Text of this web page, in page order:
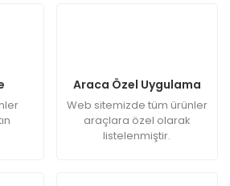
Araca Özel Uygulama
Web sitemizde tüm ürünler
araçlara özel olarak
listelenmiştir.